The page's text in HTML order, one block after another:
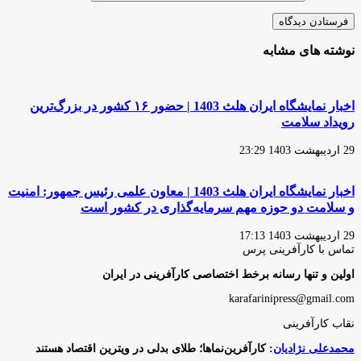
نوشته های مشابه
اخبار نمایشگاه ایران هلث 1403 | حضور ۱۶ کشور در بزرگ‌ترین
رویداد سلامت
29 اردیبهشت 1403 23:29
اخبار نمایشگاه ایران هلث 1403 | معاون علمی رئیس جمهور: امنیت
و سلامت دو حوزه مهم سرمایه‌گذاری در کشور است
29 اردیبهشت 1403 17:13
تماس با کارآفرینی پرس
اولین و تنها رسانه برخط اختصاصی کارآفرینی در ایران
karafarinipress@gmail.com
نقاب کارآفرینی
محمدعلی نژادیان: کارآفرین‌نماها؛ طلای بدلی در ویترین اقتصاد هستند